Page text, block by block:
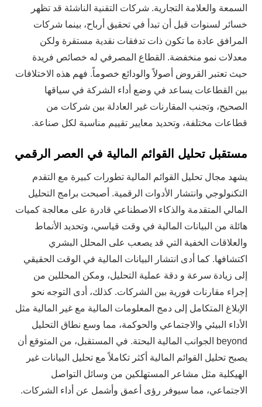
السمعة والعلامة التجارية. شركات التقنية الناشئة قد تظهر
خسائر لسنوات قبل أن تبدأ في تحقيق أرباح، بينما شركات
المرافق عادة ما تكون ذات تدفقات نقدية مستقرة ولكن
معدلات نمو منخفضة. القطاع المصرفي له خصائص فريدة
حيث تعتبر القروض أصولاً والودائع خصوماً. فهم هذه الاختلافات
بين القطاعات يساعد في وضع أداء الشركة في سياقها
الصحيح، وتجنب المقارنات غير العادلة بين شركات من
قطاعات مختلفة، وتحديد معايير تقييم مناسبة لكل صناعة.
مستقبل تحليل القوائم المالية في العصر الرقمي
يشهد مجال تحليل القوائم المالية تطورات كبيرة مع التقدم
التكنولوجي وانتشار الأدوات الرقمية. أصبحت برامج التحليل
المالي المتقدمة والذكاء الاصطناعي قادرة على معالجة كميات
هائلة من البيانات المالية في وقت قياسي، وتحديد الأنماط
والعلاقات الخفية التي قد يصعب على المحلل البشري
اكتشافها. كما أدى انتشار البيانات المالية في الوقت الحقيقي
إلى زيادة سرعة و دقة عملية التحليل، ومكن المحللين من
إجراء مقارنات فورية بين الشركات. كذلك، أدى التوجه نحو
الإبلاغ المتكامل إلى دمج المعلومات المالية مع غير المالية مثل
الأداء البيئي والاجتماعي والحوكمة، مما وسع نطاق التحليل
beyond الجوانب المالية البحتة. في المستقبل، من المتوقع أن
يصبح تحليل القوائم المالية أكثر تكاملاً مع تحليل البيانات غير
الهيكلية مثل مشاعر المستهلكين من وسائل التواصل
الاجتماعي، مما سيوفر رؤى أعمق وأشمل عن أداء الشركات.